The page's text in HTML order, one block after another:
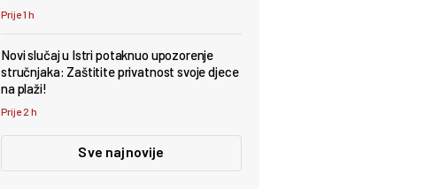
Prije 1 h
Novi slučaj u Istri potaknuo upozorenje
stručnjaka: Zaštitite privatnost svoje djece
na plaži!
Prije 2 h
Sve najnovije